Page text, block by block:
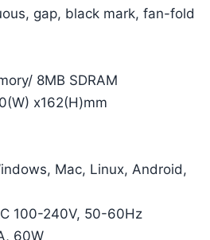
gap, black mark, fan-fold
8MB SDRAM
x162(H)mm
Mac, Linux, Android,
100-240V, 50-60Hz
60W